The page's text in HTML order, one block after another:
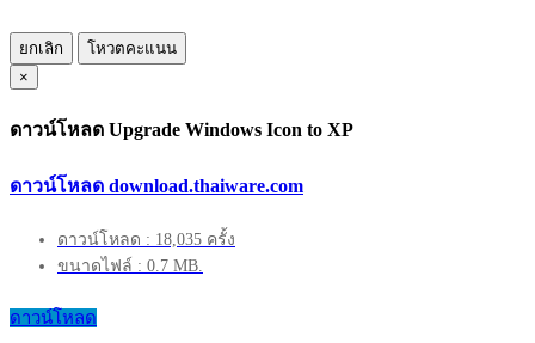
ยกเลิก
โหวตคะแนน
×
ดาวน์โหลด Upgrade Windows Icon to XP
ดาวน์โหลด download.thaiware.com
ดาวน์โหลด : 18,035 ครั้ง
ขนาดไฟล์ : 0.7 MB.
ดาวน์โหลด